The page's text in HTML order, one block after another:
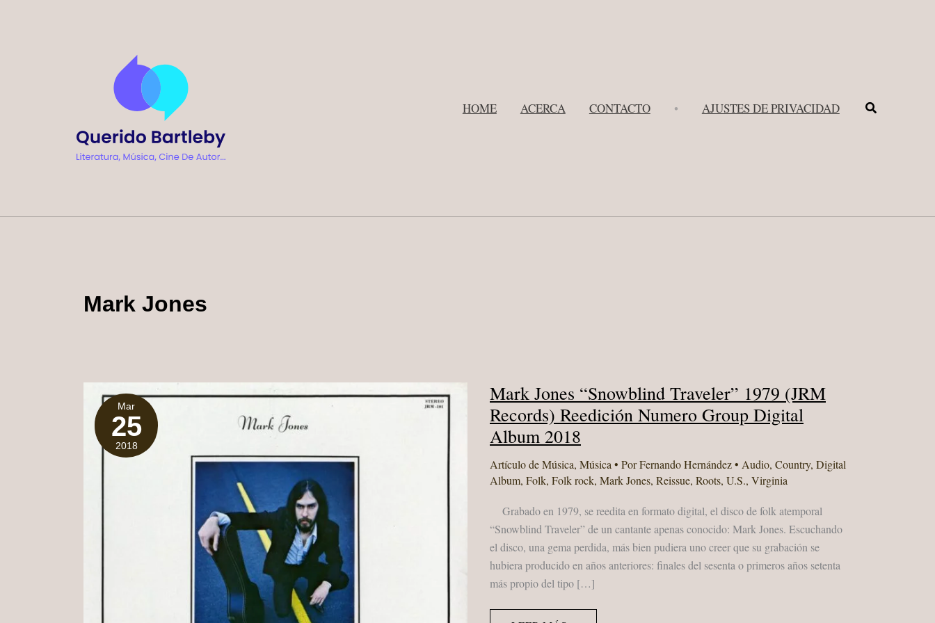
HOME ACERCA CONTACTO • AJUSTES DE PRIVACIDAD Buscar
Mark Jones
Mar
25
2018
Mark Jones “Snowblind Traveler” 1979 (JRM
Records) Reedición Numero Group Digital
Album 2018
Artículo de Música, Música• PorFernando Hernández• Audio, Country, Digital
Album, Folk, Folk rock, Mark Jones, Reissue, Roots, U.S., Virginia
Grabado en 1979, se reedita en formato digital, el disco de folk atemporal
“Snowblind Traveler” de un cantante apenas conocido: Mark Jones. Escuchando
el disco, una gema perdida, más bien pudiera uno creer que su grabación se
hubiera producido en años anteriores: finales del sesenta o primeros años setenta
más propio del tipo […]